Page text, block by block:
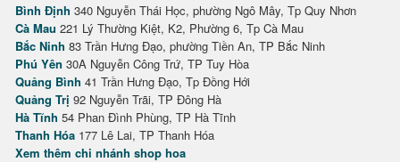
Bình Định 340 Nguyễn Thái Học, phường Ngô Mây, Tp Quy Nhơn
Cà Mau 221 Lý Thường Kiệt, K2, Phường 6, Tp Cà Mau
Bắc Ninh 83 Trần Hưng Đạo, phường Tiền An, TP Bắc Ninh
Phú Yên 30A Nguyễn Công Trứ, TP Tuy Hòa
Quảng Bình 41 Trần Hưng Đạo, Tp Đồng Hới
Quảng Trị 92 Nguyễn Trãi, TP Đông Hà
Hà Tĩnh 54 Phan Đình Phùng, TP Hà Tĩnh
Thanh Hóa 177 Lê Lai, TP Thanh Hóa
Xem thêm chi nhánh shop hoa